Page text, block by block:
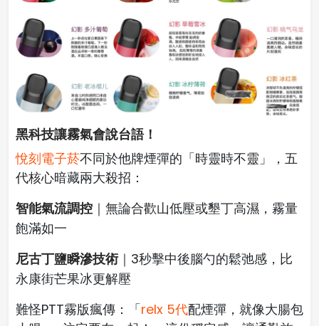
黑科技讓霧氣會說台語！
悅刻電子菸不同於他牌煙彈的「時靈時不靈」，五
代核心暗藏兩大殺招：
智能氣流調控 ｜無論合歡山低壓或墾丁高濕，霧量
飽滿如一
尼古丁鹽瞬滲技術｜3秒擊中後腦勺的鬆弛感，比
永康街芒果冰更解壓
難怪PTT霧版瘋傳：「relx 5代配煙彈，就像大腸包